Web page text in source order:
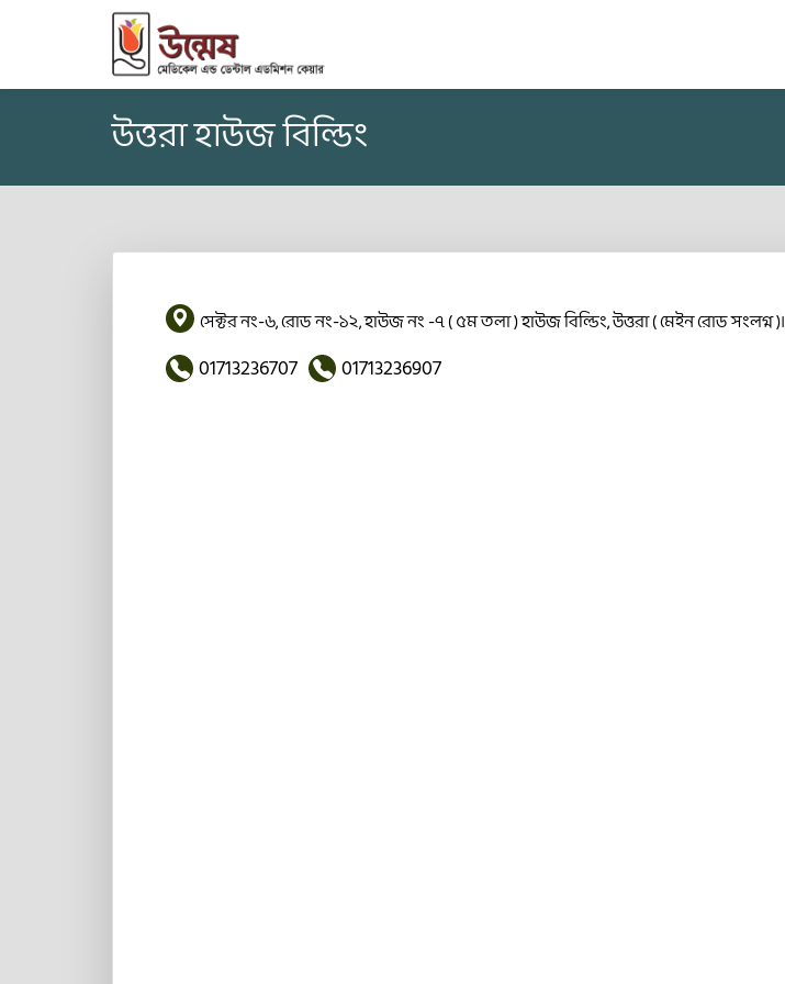
উত্তরা হাউজ বিল্ডিং
সেক্টর নং-৬, রোড নং-১২, হাউজ নং -৭ ( ৫ম তলা ) হাউজ বিল্ডিং, উত্তরা ( মেইন রোড সংলগ্ন )।
01713236707 01713236907